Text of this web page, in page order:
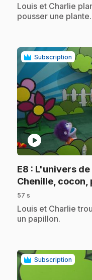
.Louis et Charlie
pousser une plante.
Subscription
play_circle
E8 : L'univers de
Chenille, cocon,
57 s
.Louis et Charlie
un papillon.
Subscription